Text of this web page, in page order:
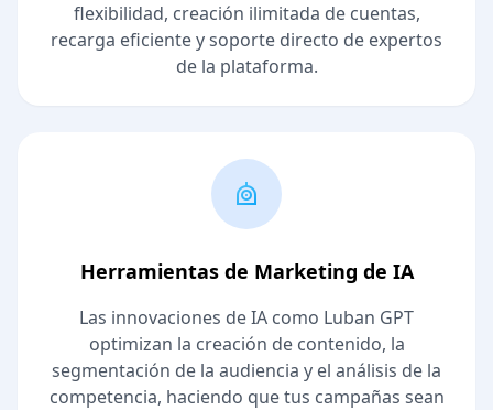
flexibilidad, creación ilimitada de cuentas,
recarga eficiente y soporte directo de expertos
de la plataforma.
Herramientas de Marketing de IA
Las innovaciones de IA como Luban GPT
optimizan la creación de contenido, la
segmentación de la audiencia y el análisis de la
competencia, haciendo que tus campañas sean